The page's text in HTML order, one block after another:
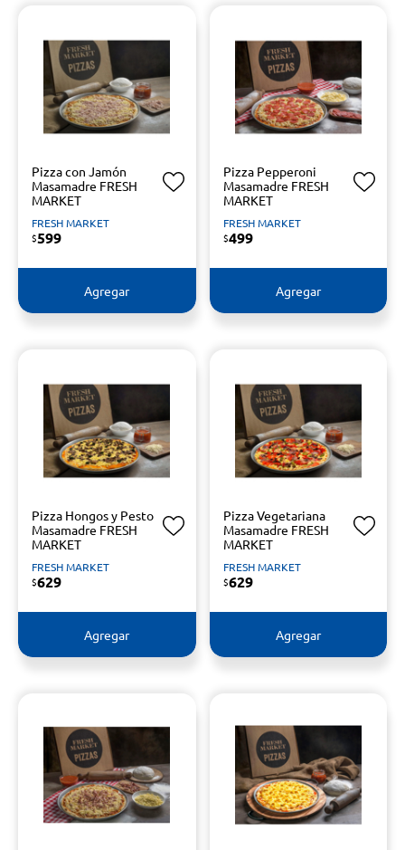
Pizza con Jamón
Masamadre FRESH
MARKET
FRESH MARKET
$599
Agregar
Pizza Pepperoni
Masamadre FRESH
MARKET
FRESH MARKET
$499
Agregar
Pizza Hongos y Pesto
Masamadre FRESH
MARKET
FRESH MARKET
$629
Agregar
Pizza Vegetariana
Masamadre FRESH
MARKET
FRESH MARKET
$629
Agregar